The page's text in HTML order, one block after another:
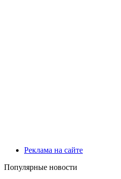
Реклама на сайте
Популярные новости